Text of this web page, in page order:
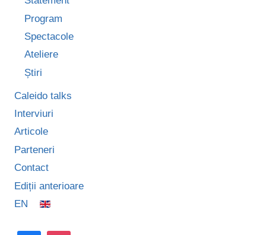
Program
Spectacole
Ateliere
Știri
Caleido talks
Interviuri
Articole
Parteneri
Contact
Ediții anterioare
EN